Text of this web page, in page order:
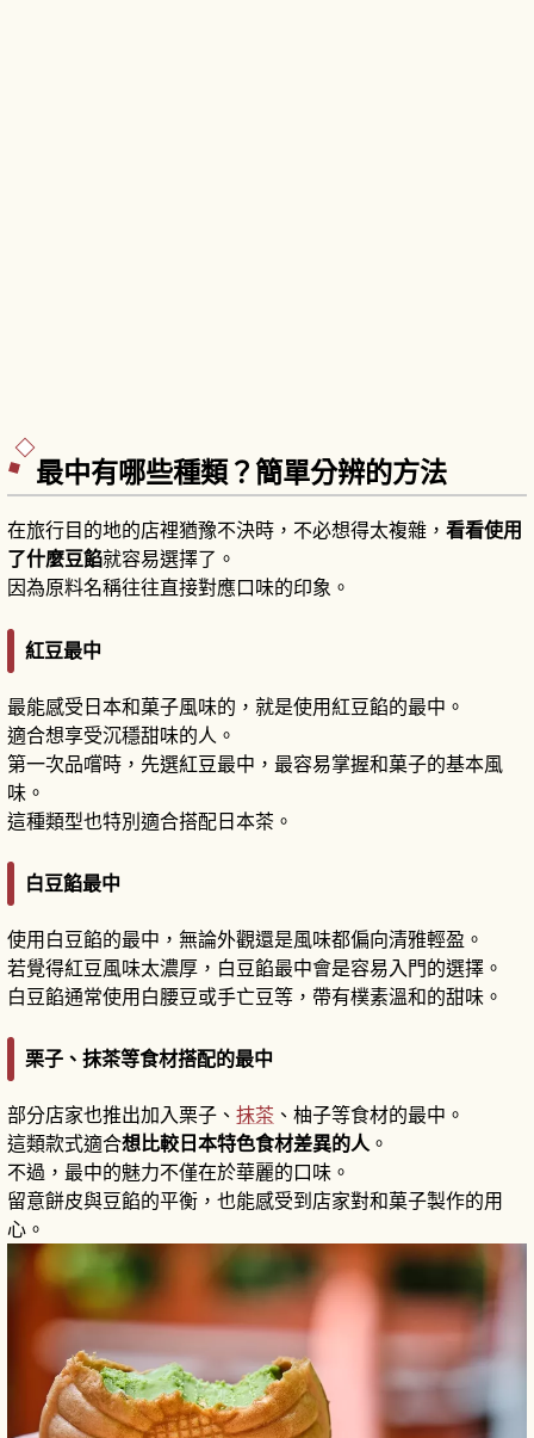
最中有哪些種類？簡單分辨的方法
在旅行目的地的店裡猶豫不決時，不必想得太複雜， 看看使用
了什麼豆餡就容易選擇了。
因為原料名稱往往直接對應口味的印象。
紅豆最中
最能感受日本和菓子風味的，就是使用紅豆餡的最中。
適合想享受沉穩甜味的人。
第一次品嚐時，先選紅豆最中，最容易掌握和菓子的基本風
味。
這種類型也特別適合搭配日本茶。
白豆餡最中
使用白豆餡的最中，無論外觀還是風味都偏向清雅輕盈。
若覺得紅豆風味太濃厚，白豆餡最中會是容易入門的選擇。
白豆餡通常使用白腰豆或手亡豆等，帶有樸素溫和的甜味。
栗子、抹茶等食材搭配的最中
部分店家也推出加入栗子、 抹茶 、柚子等食材的最中。
這類款式適合想比較日本特色食材差異的人。
不過，最中的魅力不僅在於華麗的口味。
留意餅皮與豆餡的平衡，也能感受到店家對和菓子製作的用
心。